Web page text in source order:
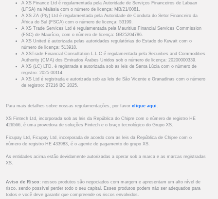
A XS Finance Ltd é regulamentada pela Autoridade de Serviços Financeiros de Labuan
(LFSA) na Malásia com o número de licença: MB/21/0081.
A XS ZA (Pty) Ltd é regulamentada pela Autoridade de Conduta do Setor Financeiro da
África do Sul (FSCA) com o número de licença: 53199.
A XS Trade Services Ltd é regulamentada pela Mauritius Financial Services Commission
(FSC) de Maurício, com o número de licença: GB25204786.
A XS United é autorizada pelas autoridades regulatórias do Estado do Kuwait com o
número de licença: 513918.
A XSTrade Financial Consultation L.L.C é regulamentada pela Securities and Commodities
Authority (CMA) dos Emirados Árabes Unidos sob o número de licença: 20200000339.
A XS (LC) LTD. é registrada e autorizada sob as leis de Santa Lúcia com o número de
registro: 2025-00114.
A XS Ltd é registrada e autorizada sob as leis de São Vicente e Granadinas com o número
de registro: 27216 BC 2025.
Para mais detalhes sobre nossas regulamentações, por favor clique aqui .
XS Fintech Ltd, incorporada sob as leis da República do Chipre com o número de registro HE
426566, é uma provedora de soluções Fintech e o braço tecnológico do Grupo XS.
Ficupay Ltd, Ficupay Ltd, incorporada de acordo com as leis da República de Chipre com o
número de registro HE 433983, é o agente de pagamento do grupo XS.
As entidades acima estão devidamente autorizadas a operar sob a marca e as marcas registradas
XS.
Aviso de Risco: nossos produtos são negociados com margem e apresentam um alto nível de
risco, sendo possível perder todo o seu capital. Esses produtos podem não ser adequados para
todos e você deve garantir que compreende os riscos envolvidos.